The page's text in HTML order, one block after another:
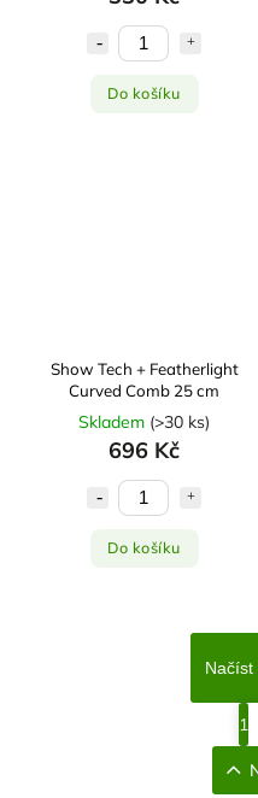
Do košíku
Show Tech + Featherlight
Curved Comb 25 cm
Skladem (>30 ks)
696 Kč
Do košíku
Načíst
1